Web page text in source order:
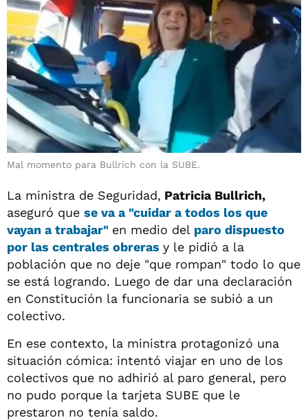
Mal momento para Bullrich con la SUBE.
La ministra de Seguridad, Patricia Bullrich,
aseguró que se va a "cuidar a todos los que
vayan a trabajar" en medio del paro dispuesto
por las centrales obreras y le pidió a la
población que no deje "que rompan" todo lo que
se está logrando. Luego de dar una declaración
en Constitución la funcionaria se subió a un
colectivo.
En ese contexto, la ministra protagonizó una
situación cómica: intentó viajar en uno de los
colectivos que no adhirió al paro general, pero
no pudo porque la tarjeta SUBE que le
prestaron no tenía saldo.